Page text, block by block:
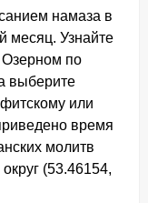
намаза в
месяц. Узнайте
Озерном по
выберите
или
время
молитв
(53.46154,